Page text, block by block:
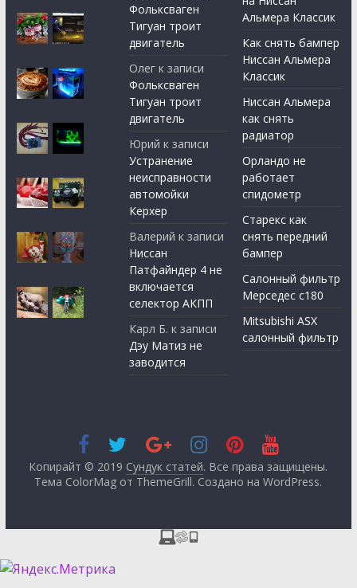
Фольксваген
Тигуан троит
двигатель
Олег к записи
Фольксваген
Тигуан троит
двигатель
Юрий к записи
Устранение
неисправности
автомойки
Керхер
Валерий к записи
Ниссан
Патфайндер 4 не
включается
селектор АКПП
Карл Б. к записи
Дэу Матиз не
заводится
Альмера Классик
Как снять бампер
Ниссан Альмера
Классик
Ниссан Альмера
как снять
радиатор
Орландо не
работает
спидометр
Старекс как
снять передний
бампер
Салонный фильтр
Мерседес с180
Mitsubishi ASX
салонный фильтр
Копирайт © 2019 Сундук статей. Все права защищены.
Тема ColorMag от ThemeGrill. Создано наWordPress.